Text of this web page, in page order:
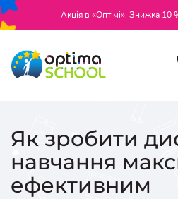
Акція в «Оптімі». Знижка 10
Як зробити
навчання
ефективним